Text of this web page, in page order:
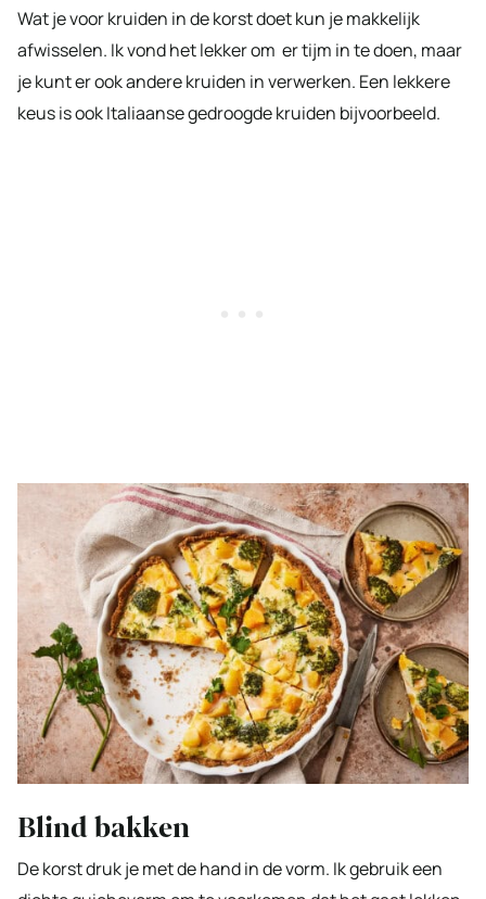
Wat je voor kruiden in de korst doet kun je makkelijk
afwisselen. Ik vond het lekker om er tijm in te doen, maar
je kunt er ook andere kruiden in verwerken. Een lekkere
keus is ook Italiaanse gedroogde kruiden bijvoorbeeld.
Blind bakken
De korst druk je met de hand in de vorm. Ik gebruik een